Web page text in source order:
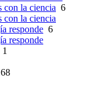
con la ciencia 6
con la ciencia
responde 6
responde
1